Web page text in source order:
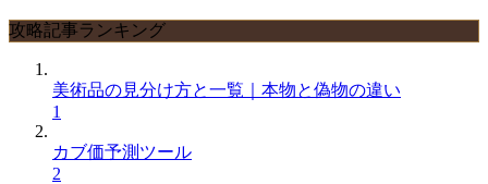
攻略記事ランキング
美術品の見分け方と一覧｜本物と偽物の違い
1
カブ価予測ツール
2